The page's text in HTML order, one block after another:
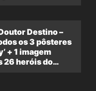
Destino –
os 3 pôsteres
+ 1 imagem
26 heróis do